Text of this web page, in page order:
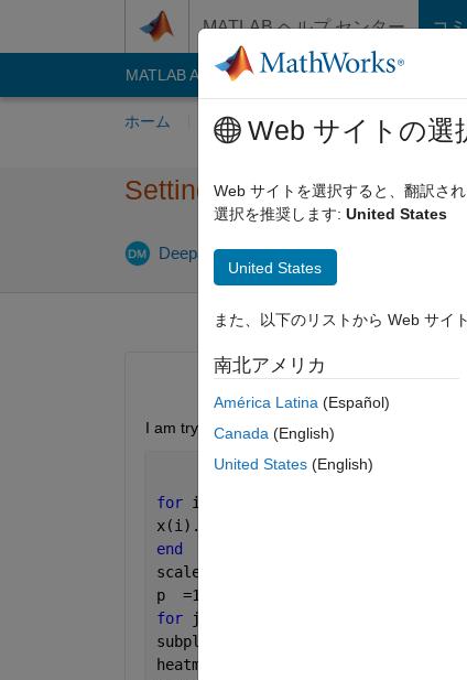
MATLAB ヘルプ センター コ
MATLAB Answers File Exchange
ホーム 質問する 回答 閲覧
Setting the scale of
Deepa Maheshvare
I am trying to plot multiple heatmaps using
for i = 1:10
x(i).data = rand(10,10)
end
scale = 1:10;
p  =1;
for
j = 1:length(x)
subplot(5,2,p)
heatmap(scale(j)*x(i).data)
Web サイトの選
Web サイトを選択すると、翻訳さ
選択を推奨します: United States
United States
また、以下のリストから Web サイ
南北アメリカ
América Latina (Español)
Canada (English)
United States (English)